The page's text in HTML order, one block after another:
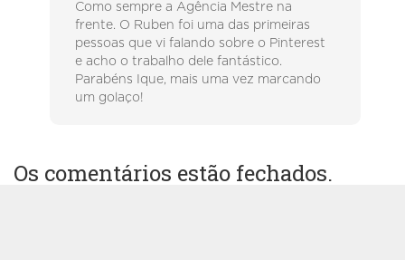
Como sempre a Agência Mestre na
frente. O Ruben foi uma das primeiras
pessoas que vi falando sobre o Pinterest
e acho o trabalho dele fantástico.
Parabéns Ique, mais uma vez marcando
um golaço!
Os comentários estão fechados.